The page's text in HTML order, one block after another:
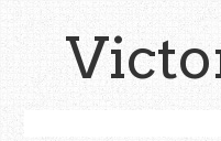
content